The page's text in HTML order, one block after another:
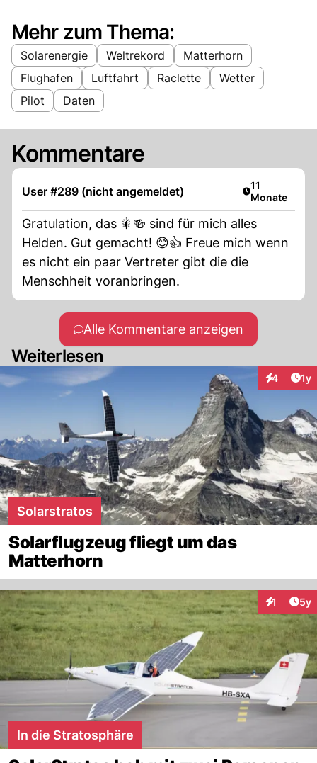
Mehr zum Thema:
Solarenergie Weltrekord
Matterhorn
Flughafen
Luftfahrt Raclette
Wetter
Pilot
Daten
Kommentare
User #289 (nicht angemeldet) Artikel
11
Monate
Gratulation, das 🎇🍻 sind für mich alles
Helden. Gut gemacht! 😊👍 Freue mich wenn
es nicht ein paar Vertreter gibt die die
Menschheit voranbringen.
Alle Kommentare anzeigen
Weiterlesen
4 1y
Solarstratos
Solarflugzeug fliegt um das
Matterhorn
1 5y
In die Stratosphäre